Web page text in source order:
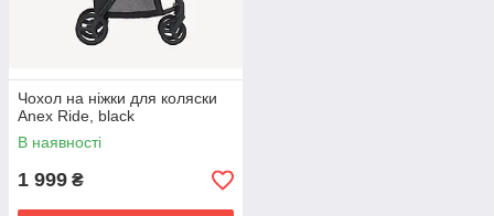
Чохол на ніжки для коляски
Anex Ride, black
В наявності
1 999 ₴